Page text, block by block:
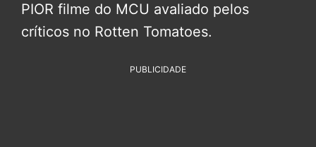
PIOR filme do MCU avaliado pelos
críticos no Rotten Tomatoes.
PUBLICIDADE